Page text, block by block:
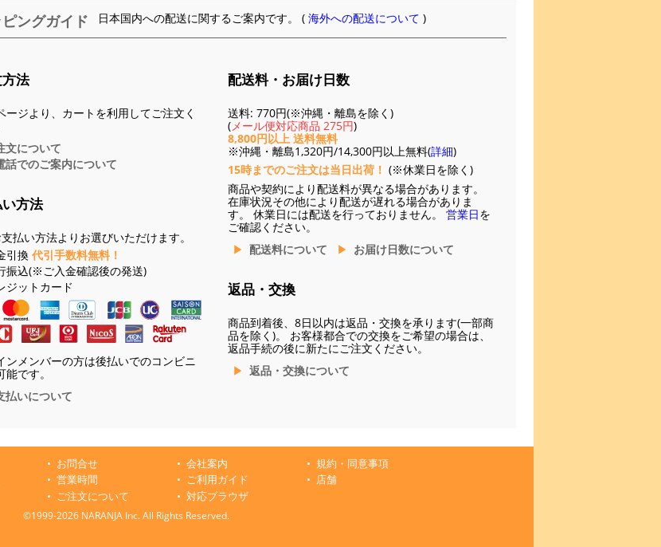
ングガイド 日本国内への配送に関するご案内です。 (海外への配送について )
法
ージより、カートを利用してご注文く
文について
話でのご案内について
方法
払い方法よりお選びいただけます。
引換 代引手数料無料！
振込(※ご入金確認後の発送)
ジットカード
ンメンバーの方は後払いでのコンビニ
です。
払いについて
配送料・お届け日数
送料: 770円(※沖縄・離島を除く)
( メール便対応商品 275円)
8,800円以上 送料無料
※沖縄・離島1,320円/14,300円以上無料(詳細)
15時までのご注文は当日出荷！ (※休業日を除く)
商品や契約により配送料が異なる場合があります。
在庫状況その他により配送が遅れる場合がありま
す。 休業日には配送を行っておりません。 営業日を
ご確認ください。
配送料について
お届け日数について
返品・交換
商品到着後、8日以内は返品・交換を承ります(一部商
品を除く)。 お客様都合での交換をご希望の場合は、
返品手続の後に新たにご注文ください。
返品・交換について
お問合せ 会社案内
規約・同意事項
営業時間
ご利用ガイド
店舗
ご注文について
対応ブラウザ
©1999-2026 NARANJA Inc. All Rights Reserved.